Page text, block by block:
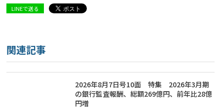
LINEで送る
関連記事
2026年8月7日号10面 特集 2026年3月期
の銀行監査報酬、総額269億円、前年比28億
円増